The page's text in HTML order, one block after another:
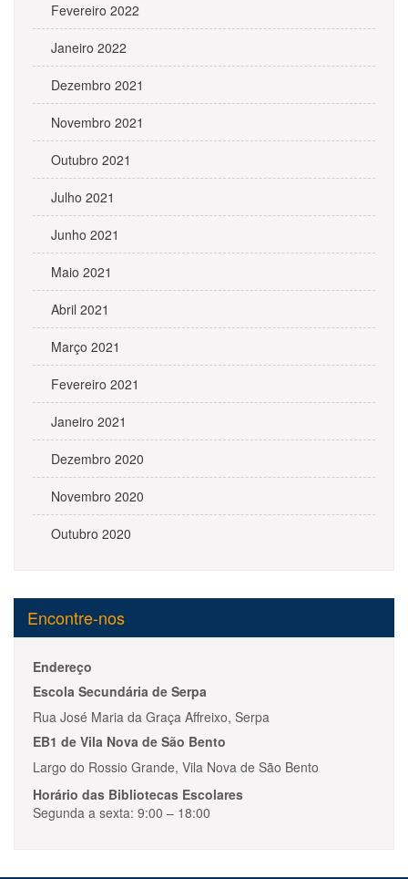
Fevereiro 2022
Janeiro 2022
Dezembro 2021
Novembro 2021
Outubro 2021
Julho 2021
Junho 2021
Maio 2021
Abril 2021
Março 2021
Fevereiro 2021
Janeiro 2021
Dezembro 2020
Novembro 2020
Outubro 2020
Encontre-nos
Endereço
Escola Secundária de Serpa
Rua José Maria da Graça Affreixo, Serpa
EB1 de Vila Nova de São Bento
Largo do Rossio Grande, Vila Nova de São Bento
Horário das Bibliotecas Escolares
Segunda a sexta: 9:00 – 18:00